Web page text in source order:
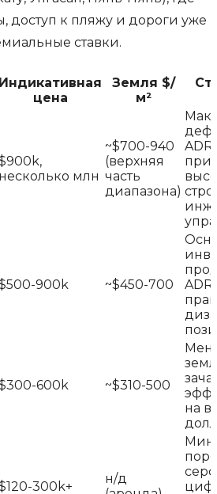
доступ к пляжу и дороги уже
ставки.
Индикативная
цена
Земля $/
м²
несколько млн
~$700-940
(верхняя
часть
диапазона)
при
900k ~$450-700
600k ~$310-500
на
300k+
н/д